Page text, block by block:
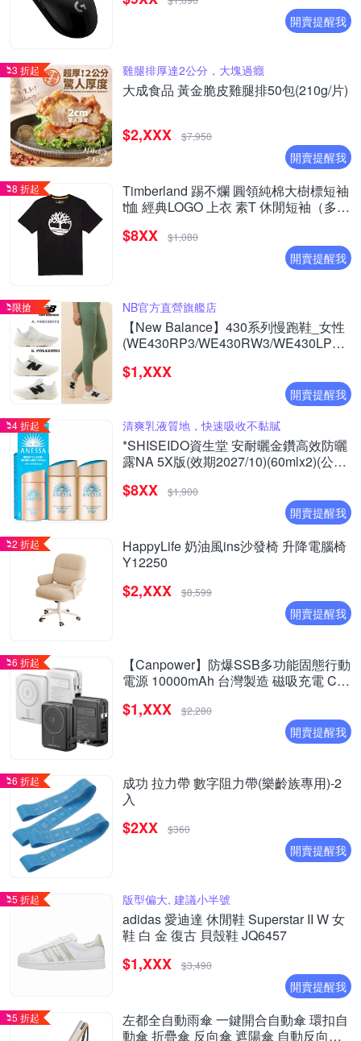
開賣提醒我
3 折起 雞腿排厚達2公分，大塊過癮
大成食品 黃金脆皮雞腿排50包(210g/片)
$2,XXX $7,950
開賣提醒我
8 折起
Timberland 踢不爛 圓領純棉大樹標短袖
t恤 經典LOGO 上衣 素T 休閒短袖（多色
$8XX $1,080
開賣提醒我
限搶 NB官方直營旗艦店
【New Balance】430系列慢跑鞋_女性
(WE430RP3/WE430RW3/WE430LP4/
$1,XXX
開賣提醒我
4 折起 清爽乳液質地，快速吸收不黏膩
*SHISEIDO資生堂 安耐曬金鑽高效防曬
露NA 5X版(效期2027/10)(60mlx2)(公司
$8XX $1,900
開賣提醒我
2 折起
HappyLife 奶油風ins沙發椅 升降電腦椅
Y12250
$2,XXX $8,599
開賣提醒我
6 折起
【Canpower】防爆SSB多功能固態行動
電源 10000mAh 台灣製造 磁吸充電 CP-
$1,XXX $2,280
開賣提醒我
6 折起
成功 拉力帶 數字阻力帶(樂齡族專用)-2
入
$2XX $360
開賣提醒我
5 折起 版型偏大, 建議小半號
adidas 愛迪達 休閒鞋 Superstar II W 女
鞋 白 金 復古 貝殼鞋 JQ6457
$1,XXX $3,490
開賣提醒我
5 折起
左都全自動雨傘 一鍵開合自動傘 環扣自
動傘 折疊傘 反向傘 遮陽傘 自動反向傘